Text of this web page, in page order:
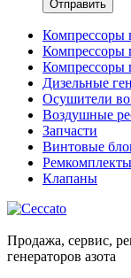
Компрессоры
Компрессоры
Компрессоры
Дизельные
Осушители
Воздушные
Запчасти
Винтовые
Ремкомплекты
Клапаны
Продажа, сервис,
генераторов азота